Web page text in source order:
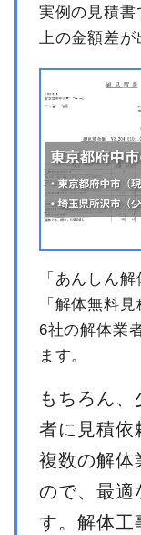
実例の見積書
上の金額差が
「あんしん
「解体無料
6社の解体業
ます。
もちろん
者に見積依
複数の解体
ので、最適
す。解体工